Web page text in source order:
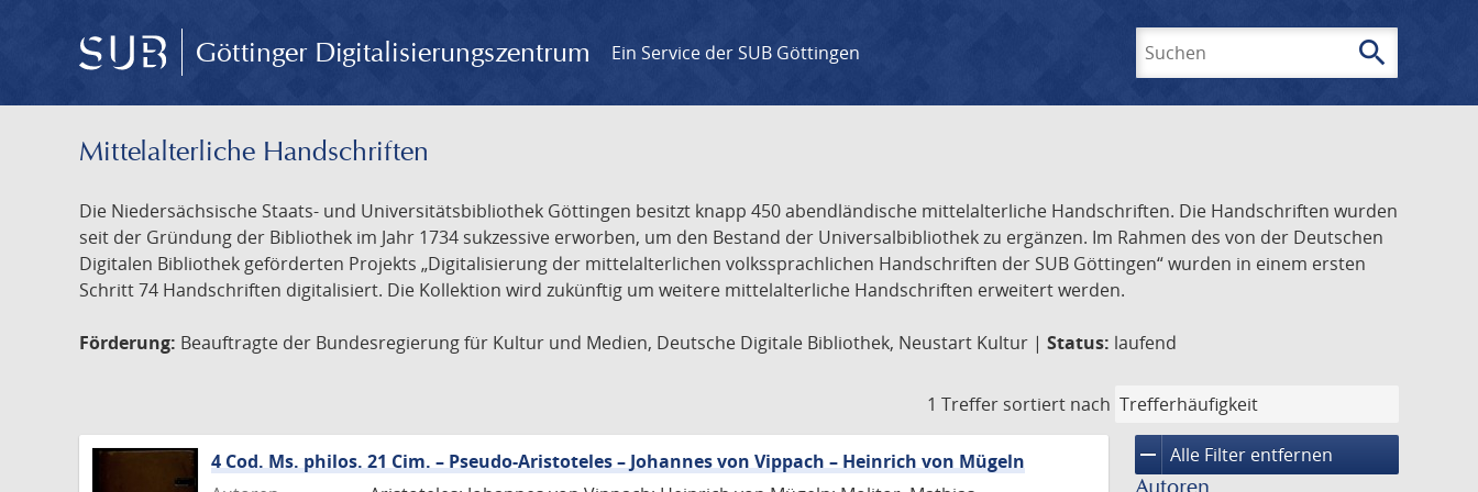
Göttinger Digitalisierungszentrum Ein Service der SUB Göttingen search
Mittelalterliche Handschriften
Die Niedersächsische Staats- und Universitätsbibliothek Göttingen besitzt knapp 450 abendländische mittelalterliche Handschriften. Die Handschriften wurden
seit der Gründung der Bibliothek im Jahr 1734 sukzessive erworben, um den Bestand der Universalbibliothek zu ergänzen. Im Rahmen des von der Deutschen
Digitalen Bibliothek geförderten Projekts „Digitalisierung der mittelalterlichen volkssprachlichen Handschriften der SUB Göttingen“ wurden in einem ersten
Schritt 74 Handschriften digitalisiert. Die Kollektion wird zukünftig um weitere mittelalterliche Handschriften erweitert werden.
Förderung: Beauftragte der Bundesregierung für Kultur und Medien, Deutsche Digitale Bibliothek, Neustart Kultur | Status: laufend
1 Treffer sortiert nach
remove Alle Filter entfernen
4 Cod. Ms. philos. 21 Cim. – Pseudo-Aristoteles – Johannes von Vippach – Heinrich von Mügeln